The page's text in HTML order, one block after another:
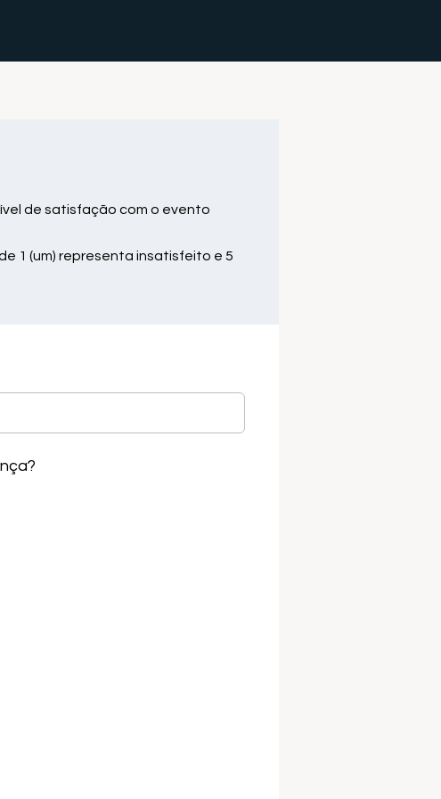
de satisfação com o evento
1 (um) representa insatisfeito e 5